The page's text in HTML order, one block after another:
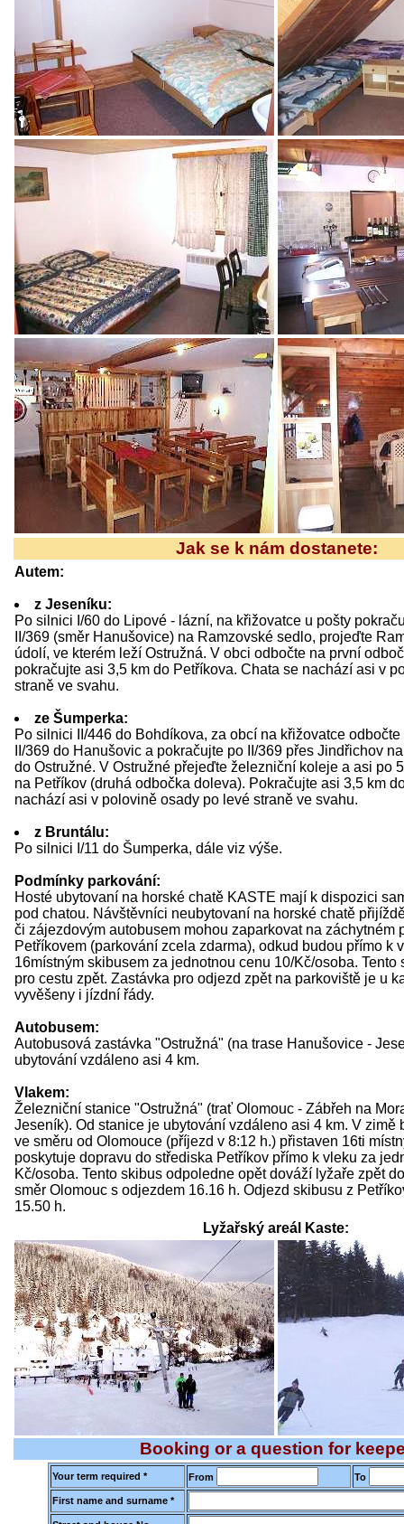
Jak se k nám dostanete:
Autem:
z Jeseníku:
Po silnici I/60 do Lipové - lázní, na křižovatce u pošty
II/369 (směr Hanušovice) na Ramzovské sedlo, projeďte
údolí, ve kterém leží Ostružná. V obci odbočte na první
pokračujte asi 3,5 km do Petříkova. Chata se nachází asi v
straně ve svahu.
ze Šumperka:
Po silnici II/446 do Bohdíkova, za obcí na křižovatce
II/369 do Hanušovic a pokračujte po II/369 přes Jindřichov
do Ostružné. V Ostružné přejeďte železniční koleje a asi po
na Petříkov (druhá odbočka doleva). Pokračujte asi 3,5 km
nachází asi v polovině osady po levé straně ve svahu.
z Bruntálu:
Po silnici I/11 do Šumperka, dále viz výše.
Podmínky parkování:
Hosté ubytovaní na horské chatě KASTE mají k dispozici
pod chatou. Návštěvníci neubytovaní na horské chatě
či zájezdovým autobusem mohou zaparkovat na záchytném
Petříkovem (parkování zcela zdarma), odkud budou přímo k
16místným skibusem za jednotnou cenu 10/Kč/osoba. Tento
pro cestu zpět. Zastávka pro odjezd zpět na parkoviště je u
vyvěšeny i jízdní řády.
Autobusem:
Autobusová zastávka "Ostružná" (na trase Hanušovice -
ubytování vzdáleno asi 4 km.
Vlakem:
Železniční stanice "Ostružná" (trať Olomouc - Zábřeh na
Jeseník). Od stanice je ubytování vzdáleno asi 4 km. V zimě
ve směru od Olomouce (příjezd v 8:12 h.) přistaven 16ti
poskytuje dopravu do střediska Petříkov přímo k vleku za
Kč/osoba. Tento skibus odpoledne opět dováží lyžaře zpět
směr Olomouc s odjezdem 16.16 h. Odjezd skibusu z
15.50 h.
Lyžařský areál Kaste:
Booking or a question for
Your term required * From To
First name and surname *